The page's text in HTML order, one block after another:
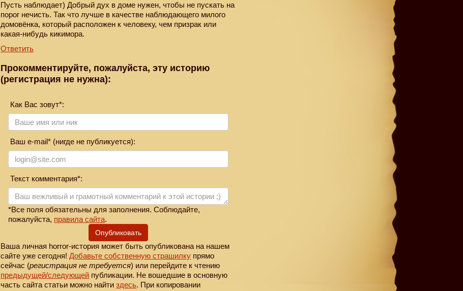
Пусть наблюдает) Добрый дух в доме нужен, чтобы не пускать на
порог нечисть. Так что лучше в качестве наблюдающего милого
домовёнка, который расположен к человеку, чем призрак или
какая-нибудь кикимора.
Ответить
Прокомментируйте, пожалуйста, эту историю
(регистрация не нужна):
Как Вас зовут*:
Ваш e-mail* (нигде не публикуется):
Текст комментария*:
*Все поля обязательны для заполнения. Соблюдайте,
пожалуйста, правила сайта.
Опубликовать
Ваша личная horror-история может быть опубликована на нашем
сайте уже сегодня!Добавьте собственную страшилку прямо
сейчас (регистрация не требуется) или перейдите к чтению
предыдущей/следующей публикации. Не вошедшие в основную
часть сайта статьи можно найтиздесь. При копировании